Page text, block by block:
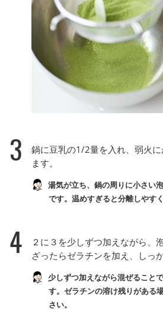
3
鍋に豆乳の1/2量を入れ、弱火
ます。
湯気が立ち、鍋の周りに小さい
です。温めすぎると分離しやす
4
２に３を少しずつ加えながら、
ざったらゼラチンを加え、しっ
少しずつ加えながら混ぜること
す。ゼラチンの溶け残りがある
さい。